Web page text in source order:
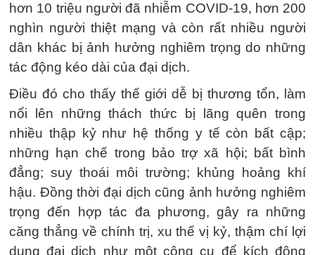
hơn 10 triệu người đã nhiễm COVID-19, hơn 200
nghìn người thiệt mạng và còn rất nhiều người
dân khác bị ảnh hưởng nghiêm trọng do những
tác động kéo dài của đại dịch.
Điều đó cho thấy thế giới dễ bị thương tổn, làm
nổi lên những thách thức bị lãng quên trong
nhiều thập kỷ như hệ thống y tế còn bất cập;
những hạn chế trong bảo trợ xã hội; bất bình
đẳng; suy thoái môi trường; khủng hoảng khí
hậu. Đồng thời đại dịch cũng ảnh hưởng nghiêm
trọng đến hợp tác đa phương, gây ra những
căng thẳng về chính trị, xu thế vị kỷ, thậm chí lợi
dụng đại dịch như một công cụ để kích động